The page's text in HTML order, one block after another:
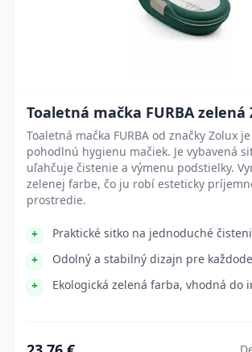
Toaletná mačka FURBA zelená
Toaletná mačka FURBA od značky Zolux
pohodlnú hygienu mačiek. Je vybavená
uľahčuje čistenie a výmenu podstielky.
zelenej farbe, čo ju robí esteticky
prostredie.
Praktické sitko na jednoduché
Odolný a stabilný dizajn pre
Ekologická zelená farba, vhodná do